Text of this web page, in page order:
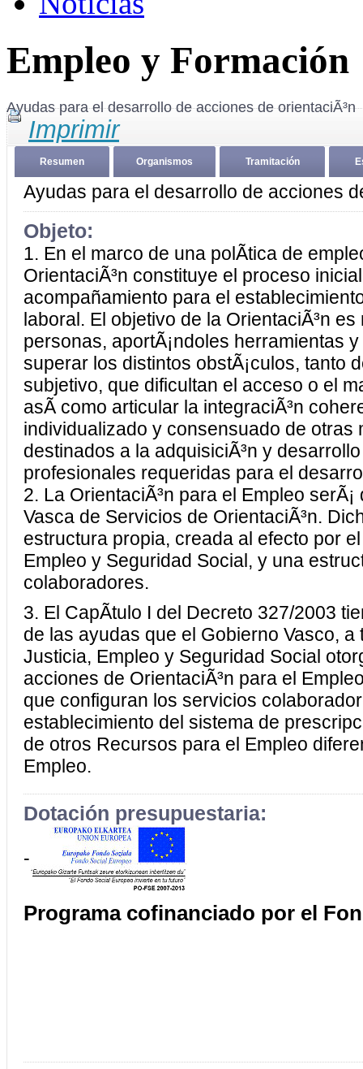
Empleo y Formación
Ayudas para el desarrollo de acciones de orientaciÃ³n
Imprimir
Resumen Organismos Tramitación
Ayudas para el desarrollo de acciones
Objeto:
1. En el marco de una polÃ­tica de
OrientaciÃ³n constituye el proceso
acompañamiento para el
laboral. El objetivo de la OrientaciÃ³n
personas, aportÃ¡ndoles herramientas
superar los distintos obstÃ¡culos, tanto
subjetivo, que dificultan el acceso o el
asÃ­ como articular la integraciÃ³n
individualizado y consensuado de otras
destinados a la adquisiciÃ³n y
profesionales requeridas para el
2. La OrientaciÃ³n para el Empleo
Vasca de Servicios de OrientaciÃ³n.
estructura propia, creada al efecto por
Empleo y Seguridad Social, y una
colaboradores.
3. El CapÃ­tulo I del Decreto 327/2003
de las ayudas que el Gobierno Vasco,
Justicia, Empleo y Seguridad Social
acciones de OrientaciÃ³n para el
que configuran los servicios
establecimiento del sistema de
de otros Recursos para el Empleo
Empleo.
Dotación presupuestaria:
-
Programa cofinanciado por el